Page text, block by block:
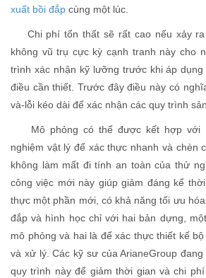
xuất bồi đắp cùng một lúc.
Chi phí tổn thất sẽ rất cao nếu xảy ra
không vũ trụ cực kỳ cạnh tranh này cho
trình xác nhận kỹ lưỡng trước khi áp
điều cần thiết. Trước đây điều này có
và-lỗi kéo dài để xác nhận các quy trình
Mô phỏng có thể được kết hợp với
nghiệm vật lý để xác thực nhanh và chèn
không làm mất đi tính an toàn của thử
công việc mới này giúp giảm đáng kể
thực một phần mới, có khả năng tối ưu
đắp và hình học chỉ với hai bản dựng,
mô phỏng và hai là để xác thực thiết kế
và xử lý. Các kỹ sư của ArianeGroup
quy trình này để giảm thời gian và chi